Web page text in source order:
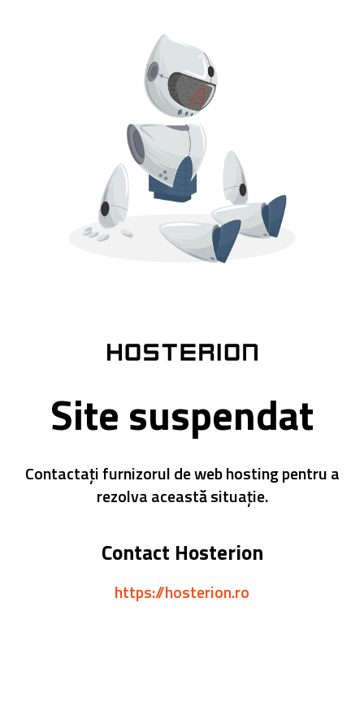
Site suspendat
Contactați furnizorul de web hosting pentru a
rezolva această situație.
Contact Hosterion
https://hosterion.ro